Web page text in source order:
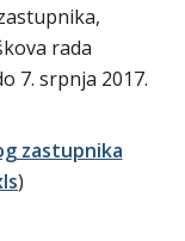
rada
7. srpnja 2017.
zastupnika
)